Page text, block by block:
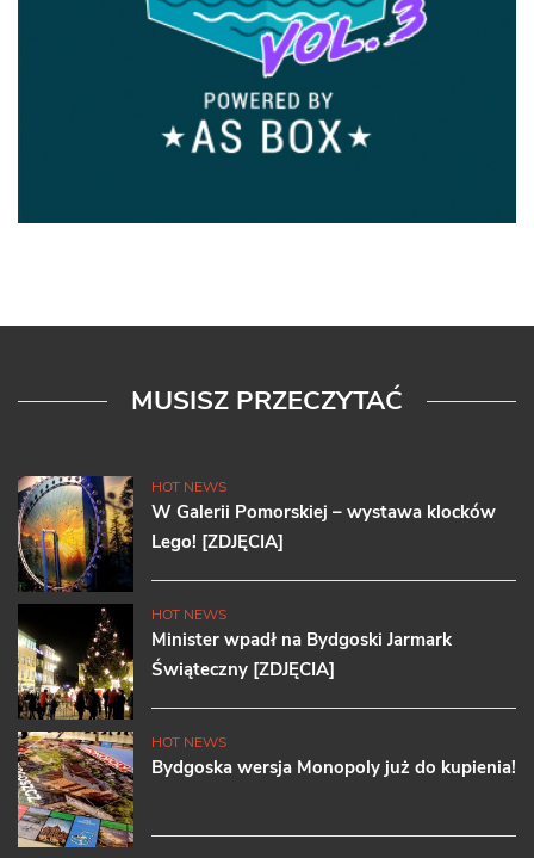
MUSISZ PRZECZYTAĆ
HOT NEWS
W Galerii Pomorskiej – wystawa klocków
Lego! [ZDJĘCIA]
HOT NEWS
Minister wpadł na Bydgoski Jarmark
Świąteczny [ZDJĘCIA]
HOT NEWS
Bydgoska wersja Monopoly już do kupienia!